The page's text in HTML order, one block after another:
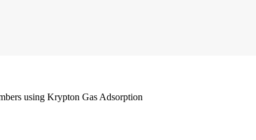
using Krypton Gas Adsorption